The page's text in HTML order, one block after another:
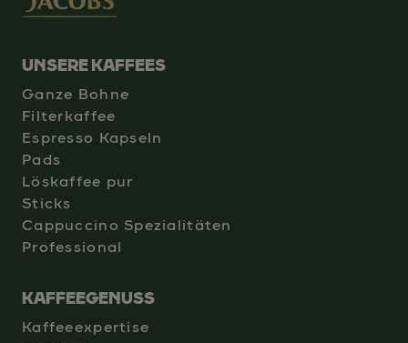
UNSERE KAFFEES
Ganze Bohne
Filterkaffee
Espresso Kapseln
Pads
Löskaffee pur
Sticks
Cappuccino Spezialitäten
Professional
KAFFEEGENUSS
Kaffeeexpertise